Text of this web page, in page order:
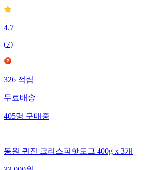
4.7
(7)
326적립
무료배송
405명구매중
동원 퀴진 크리스피핫도그 400g x 3개